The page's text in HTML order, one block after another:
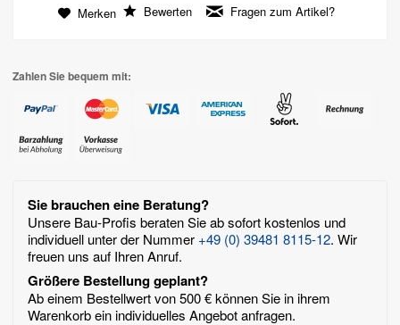
Merken Bewerten Fragen zum Artikel?
Zahlen Sie bequem mit:
Sie brauchen eine Beratung?
Unsere Bau-Profis beraten Sie ab sofort kostenlos und
individuell unter der Nummer +49 (0) 39481 8115-12. Wir
freuen uns auf Ihren Anruf.
Größere Bestellung geplant?
Ab einem Bestellwert von 500 € können Sie in ihrem
Warenkorb ein individuelles Angebot anfragen.